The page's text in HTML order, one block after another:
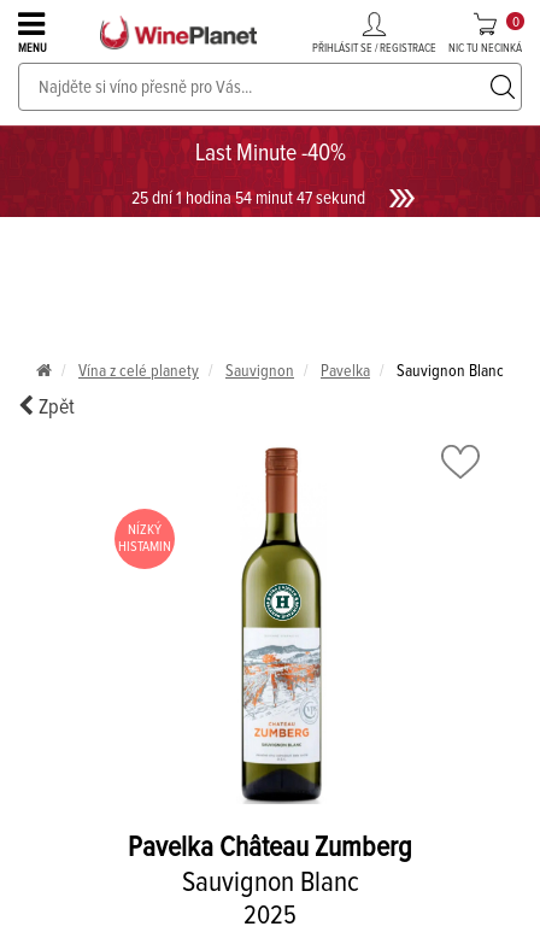
Last Minute -40%
25 dní 1 hodina 54 minut 47 sekund
MENU PŘIHLÁSIT SE / REGISTRACE NIC TU NECINKÁ
0
PROSECCO v akci až do -30%!UKÁZAT PROSECCO
Vína z celé planety Sauvignon Pavelka Sauvignon Blanc
Zpět
NÍZKÝ
HISTAMIN
Pavelka Château Zumberg
Sauvignon Blanc
2025